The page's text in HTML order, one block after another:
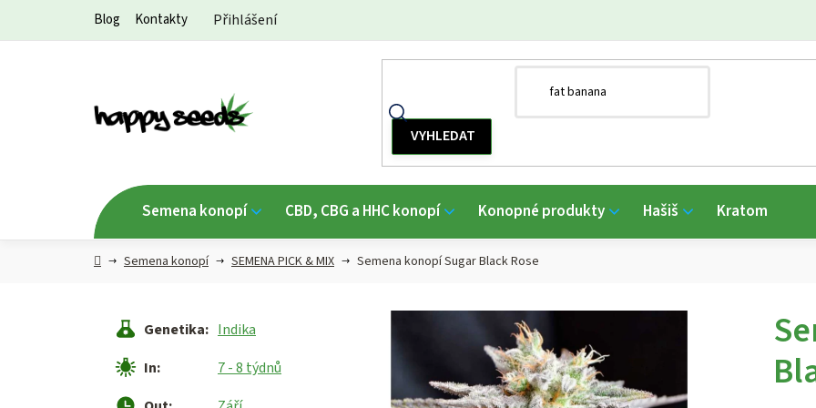
Blog Kontakty Přihlášení
Semena konopí CBD, CBG a HHC konopí Konopné produkty Hašiš Kratom
HlavníSemena konopí SEMENA PICK & MIX Semena konopí Sugar Black Rose
Genetika: Indika
In:
7 - 8 týdnů